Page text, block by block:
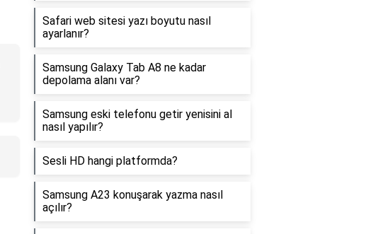
Safari web sitesi yazı boyutu nasıl
ayarlanır?
Samsung Galaxy Tab A8 ne kadar
depolama alanı var?
Samsung eski telefonu getir yenisini al
nasıl yapılır?
Sesli HD hangi platformda?
Samsung A23 konuşarak yazma nasıl
açılır?